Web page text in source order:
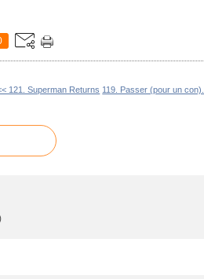
121. Superman Returns 119. Passer (pour un